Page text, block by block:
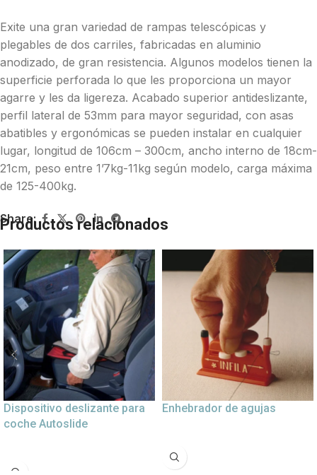
Exite una gran variedad de rampas telescópicas y
plegables de dos carriles, fabricadas en aluminio
anodizado, de gran resistencia. Algunos modelos tienen la
superficie perforada lo que les proporciona un mayor
agarre y les da ligereza. Acabado superior antideslizante,
perfil lateral de 53mm para mayor seguridad, con asas
abatibles y ergonómicas se pueden instalar en cualquier
lugar, longitud de 106cm – 300cm, ancho interno de 18cm-
21cm, peso entre 1’7kg-11kg según modelo, carga máxima
de 125-400kg.
Share:
Productos relacionados
Dispositivo deslizante para
coche Autoslide
Enhebrador de agujas